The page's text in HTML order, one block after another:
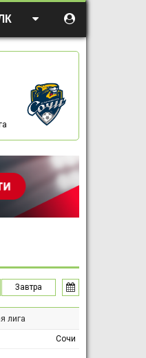
Завтра
лига
Сочи